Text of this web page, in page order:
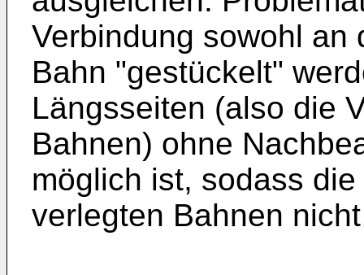
Verbindung sowohl an
Bahn "gestückelt"
Längsseiten (also die
Bahnen) ohne
möglich ist, sodass
verlegten Bahnen